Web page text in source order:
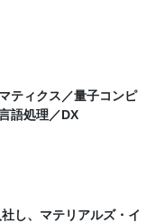
ティクス／量子コンピ
語処理／DX
し、マテリアルズ・イ